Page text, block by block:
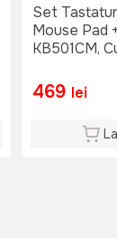
Set
Mouse Pad
KB501CM,
469 lei